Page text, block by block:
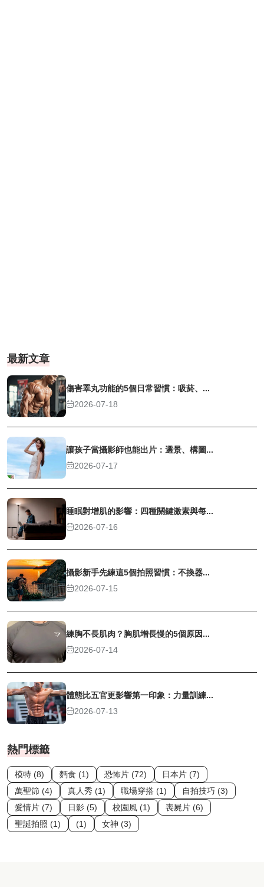
最新文章
傷害睪丸功能的5個日常習慣：吸菸、...
2026-07-18
讓孩子當攝影師也能出片：選景、構圖...
2026-07-17
睡眠對增肌的影響：四種關鍵激素與每...
2026-07-16
攝影新手先練這5個拍照習慣：不換器...
2026-07-15
練胸不長肌肉？胸肌增長慢的5個原因...
2026-07-14
體態比五官更影響第一印象：力量訓練...
2026-07-13
熱門標籤
模特 (8) 麪食 (1) 恐怖片 (72)
日本片 (7)
萬聖節 (4)
真人秀 (1) 職場穿搭 (1)
自拍技巧 (3)
愛情片 (7)
日影 (5) 校園風 (1)
喪屍片 (6)
聖誕拍照 (1)
(1) 女神 (3)